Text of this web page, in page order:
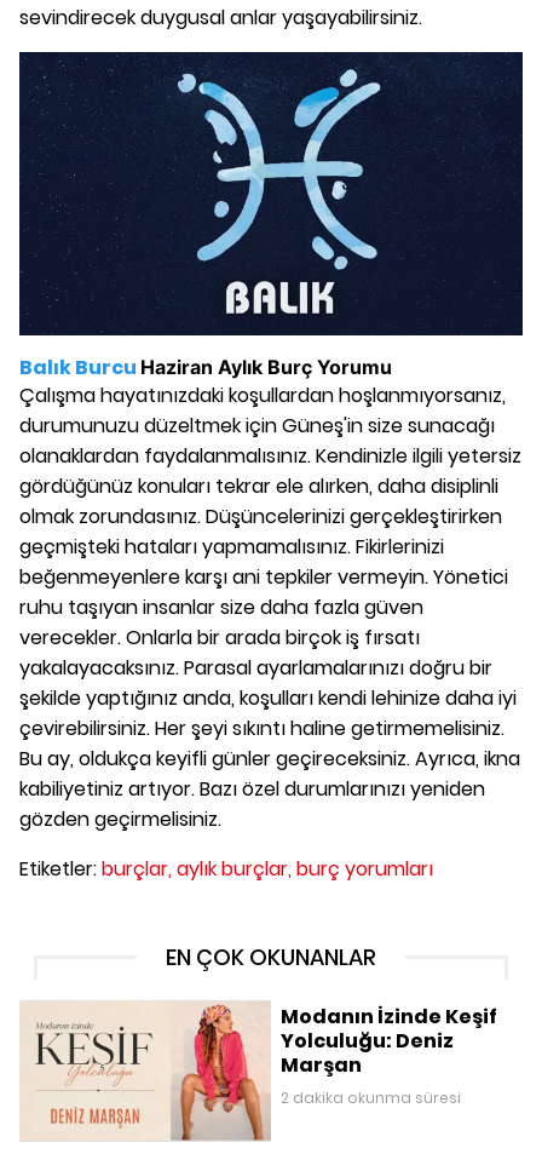
sevindirecek duygusal anlar yaşayabilirsiniz.
Balık Burcu Haziran Aylık Burç Yorumu
Çalışma hayatınızdaki koşullardan hoşlanmıyorsanız,
durumunuzu düzeltmek için Güneş'in size sunacağı
olanaklardan faydalanmalısınız. Kendinizle ilgili yetersiz
gördüğünüz konuları tekrar ele alırken, daha disiplinli
olmak zorundasınız. Düşüncelerinizi gerçekleştirirken
geçmişteki hataları yapmamalısınız. Fikirlerinizi
beğenmeyenlere karşı ani tepkiler vermeyin. Yönetici
ruhu taşıyan insanlar size daha fazla güven
verecekler. Onlarla bir arada birçok iş fırsatı
yakalayacaksınız. Parasal ayarlamalarınızı doğru bir
şekilde yaptığınız anda, koşulları kendi lehinize daha iyi
çevirebilirsiniz. Her şeyi sıkıntı haline getirmemelisiniz.
Bu ay, oldukça keyifli günler geçireceksiniz. Ayrıca, ikna
kabiliyetiniz artıyor. Bazı özel durumlarınızı yeniden
gözden geçirmelisiniz.
Etiketler:burçlar, aylık burçlar, burç yorumları
EN ÇOK OKUNANLAR
Modanın İzinde Keşif
Yolculuğu: Deniz
Marşan
2 dakika okunma süresi